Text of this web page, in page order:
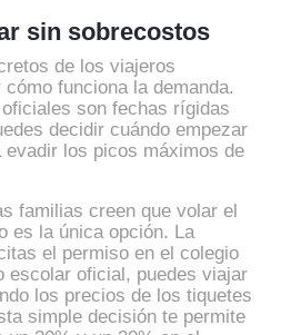
sin sobrecostos
de los viajeros
funciona la demanda.
son fechas rígidas
decidir cuándo empezar
los picos máximos de
familias creen que volar el
es la única opción. La
el permiso en el colegio
escolar oficial, puedes viajar
los precios de los tiquetes
simple decisión te permite